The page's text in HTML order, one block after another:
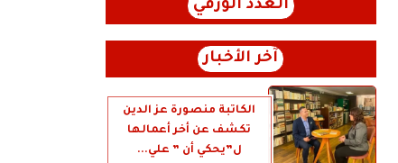
العدد الورقي
آخر الأخبار
الكاتبة منصورة عز الدين
تكشف عن أخر أعمالها
ل”يحكي أن ” علي...